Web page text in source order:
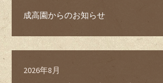
成高園からのお知らせ
2026年8月